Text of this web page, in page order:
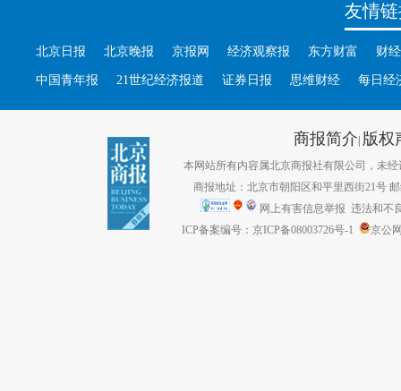
友情
北京日报 北京晚报 京报网 经济观察报 东方财富 财
中国青年报 21世纪经济报道 证券日报 思维财经 每日经
商报简介| 版权
本网站所有内容属北京商报社有限公司，未经
商报地址：北京市朝阳区和平里西街21号
网上有害信息举报 违法和不
ICP备案编号：京ICP备08003726号-1
京公